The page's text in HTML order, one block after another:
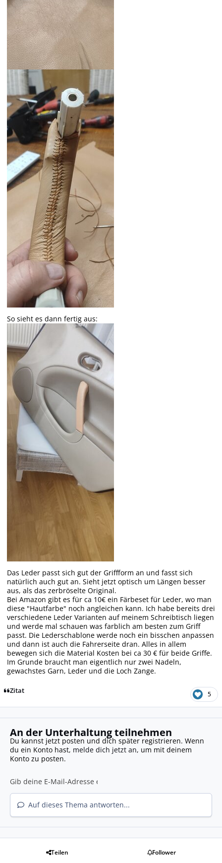
So sieht es dann fertig aus:
Das Leder passt sich gut der Griffform an und fasst sich
natürlich auch gut an. Sieht jetzt optisch um Längen besser
aus, als das zerbröselte Original.
Bei Amazon gibt es für ca 10€ ein Färbeset für Leder, wo man
diese "Hautfarbe" noch angleichen kann. Ich habe bereits drei
verschiedene Leder Varianten auf meinem Schreibtisch liegen
und werde mal schauen was farblich am besten zum Griff
passt. Die Lederschablone werde noch ein bisschen anpassen
und dann ist auch die Fahrerseite dran. Alles in allem
bewegen sich die Material Kosten bei ca 30 € für beide Griffe.
Im Grunde braucht man eigentlich nur zwei Nadeln,
gewachstes Garn, Leder und die Loch Zange.
Zitat 5
An der Unterhaltung teilnehmen
Du kannst jetzt posten und dich später registrieren. Wenn
du ein Konto hast, melde dich jetzt an, um mit deinem
Konto zu posten.
Auf dieses Thema antworten...
Teilen Follower